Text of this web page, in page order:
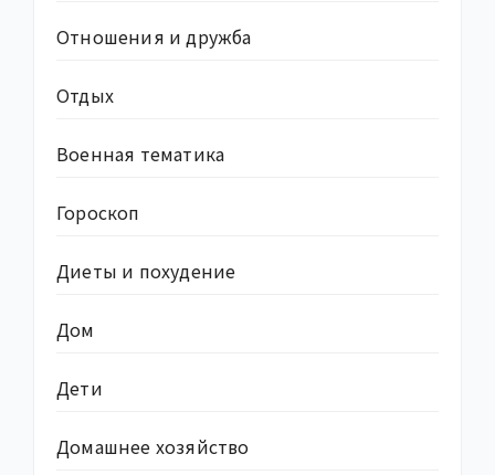
Отношения и дружба
Отдых
Военная тематика
Гороскоп
Диеты и похудение
Дом
Дети
Домашнее хозяйство